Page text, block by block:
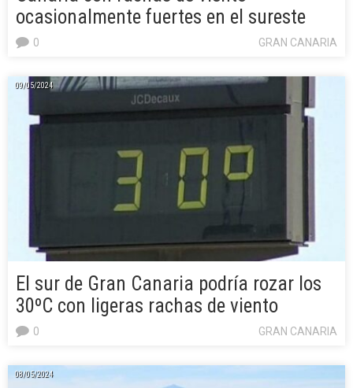
ocasionalmente fuertes en el sureste
GRAN CANARIA
0
09/05/2024
El sur de Gran Canaria podría rozar los
30ºC con ligeras rachas de viento
GRAN CANARIA
0
08/05/2024